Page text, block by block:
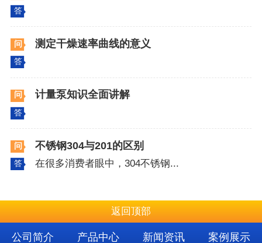
答
问 测定干燥速率曲线的意义
答
问 计量泵知识全面讲解
答
问 不锈钢304与201的区别
答 在很多消费者眼中，304不锈钢...
返回顶部
公司简介 产品中心 新闻资讯 案例展示